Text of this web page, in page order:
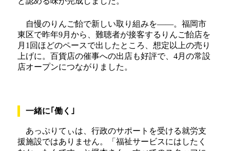
自慢のりんご飴で新しい取り組みを――。福岡市
東区で昨年9月から、難聴者が接客するりんご飴店を
月1回ほどのペースで出したところ、想定以上の売り
上げに。百貨店の催事への出店も好評で、4月の常設
店オープンにつながりました。
一緒に｢働く｣
あっぷりてぃは、行政のサポートを受ける就労支
援施設ではありません。「福祉サービスにはしたく